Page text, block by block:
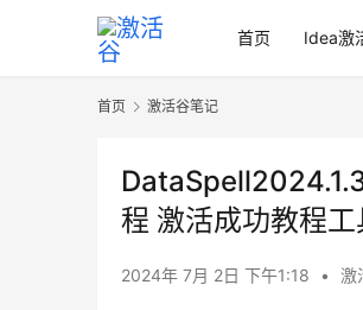
首页 Idea激
首页 激活谷笔记
程 激活成功教程
2024年 7月 2日 下午1:18 • 激